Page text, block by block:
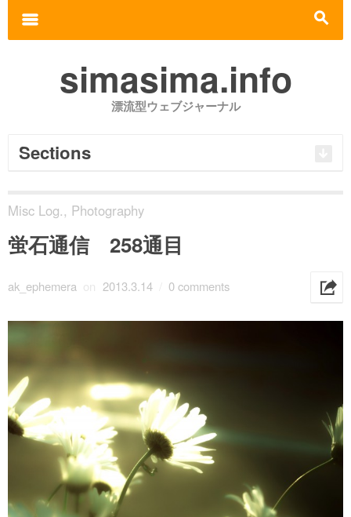
s
m
simasima.info
漂流型ウェブジャーナル
Sections
Misc Log., Photography
蛍石通信 258通目
h
ak_ephemera on 2013.3.14 0 comments